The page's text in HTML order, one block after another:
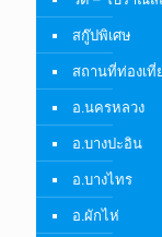
สกู๊ปพิเศษ
สถานที่ท่องเที่
อ.นครหลวง
อ.บางปะอิน
อ.บางไทร
อ.ผักไห่